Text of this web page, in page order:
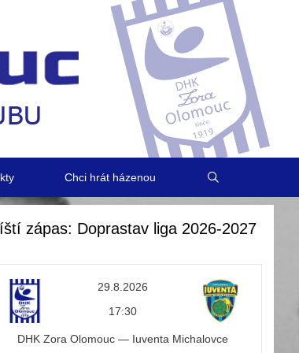
Chci hrát házenou
zápas: Doprastav liga 2026-2027
29.8.2026
17:30
DHK Zora Olomouc — Iuventa Michalovce